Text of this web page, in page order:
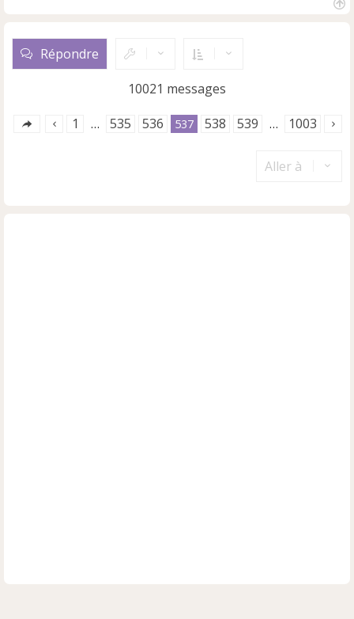
Répondre
10021 messages
1 … 535 536 537 538 539 … 1003
Aller à